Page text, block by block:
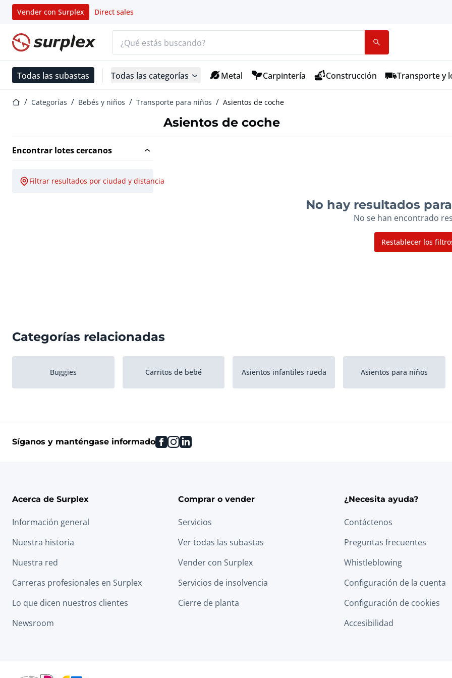
Vender con Surplex Direct sales
Página de inicio
Todas las subastas Todas las categorías Metal Carpintería Construcción Transporte y
Página de inicio
Categorías Bebés y niños Transporte para niños Asientos de coche
Asientos de coche
Encontrar lotes cercanos
Filtrar resultados por ciudad y distancia
No hay resultados
No se han encontrado
Restablecer los
Categorías relacionadas
Buggies Carritos de bebé Asientos infantiles rueda Asientos para niños
Síganos y manténgase informado facebook
instagram
linkedin
Acerca de Surplex
Información general
Nuestra historia
Nuestra red
Carreras profesionales en Surplex
Lo que dicen nuestros clientes
Newsroom
Comprar o vender
Servicios
Ver todas las subastas
Vender con Surplex
Servicios de insolvencia
Cierre de planta
¿Necesita ayuda?
Contáctenos
Preguntas frecuentes
Whistleblowing
Configuración de la cuenta
Configuración de cookies
Accesibilidad